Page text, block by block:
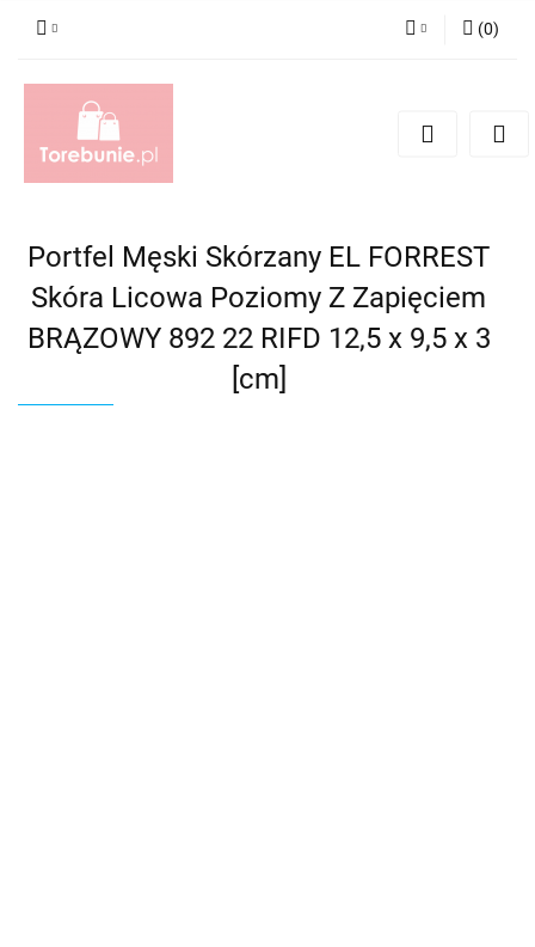
Zarejestruj się
(0)
Portfel Męski Skórzany EL FORREST
Skóra Licowa Poziomy Z Zapięciem
BRĄZOWY 892 22 RIFD 12,5 x 9,5 x 3
[cm]